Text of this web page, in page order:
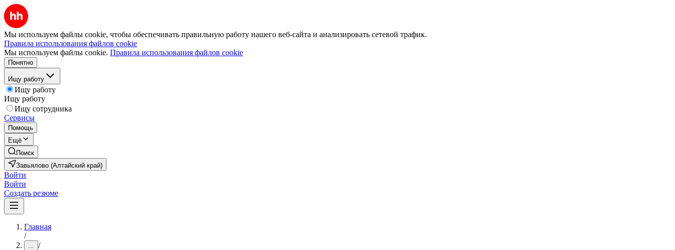
Мы используем файлы cookie, чтобы обеспечивать правильную работу нашего веб-сайта и анализировать сетевой трафик.
Правила использования файлов cookie
Мы используем файлы cookie. Правила использования файлов cookie
Понятно
Ищу работу
Ищу работу
Ищу работу
Ищу сотрудника
Сервисы
Помощь
Ещё
Поиск
Завьялово (Алтайский край)
Войти
Войти
Создать резюме
Главная
/
... /